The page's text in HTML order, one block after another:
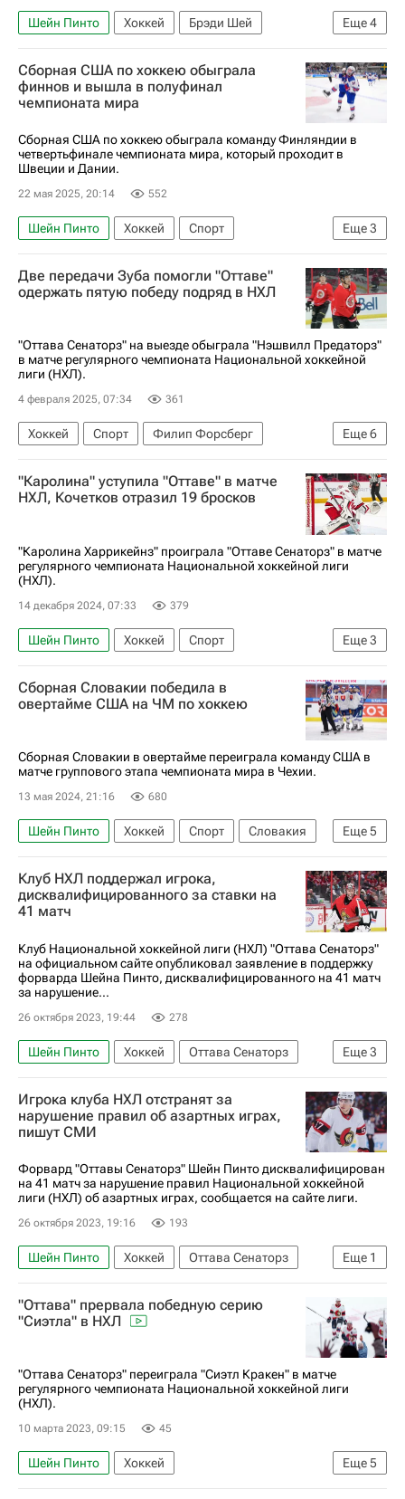
Еще4
Шейн Пинто Хоккей
Брэди Шей
Вильям Нюландер
Международная федерация хоккея (IIHF)
Международный олимпийский комитет (МОК)
Чемпионат мира по хоккею
Сборная США по хоккею обыграла
финнов и вышла в полуфинал
чемпионата мира
Сборная США по хоккею обыграла команду Финляндии в
четвертьфинале чемпионата мира, который проходит в
Швеции и Дании.
22 мая 2025, 20:14 552
Еще3
Шейн Пинто Хоккей
Спорт
Клейтон Келлер
Международная федерация хоккея (IIHF)
Две передачи Зуба помогли "Оттаве"
одержать пятую победу подряд в НХЛ
"Оттава Сенаторз" на выезде обыграла "Нэшвилл Предаторз"
в матче регулярного чемпионата Национальной хоккейной
лиги (НХЛ).
4 февраля 2025, 07:34 361
Еще6
Хоккей Спорт
Филип Форсберг
Адам Годетт
Джонатан Маршессо
Оттава Сенаторз
Нэшвилл Предаторз
Артем Зуб
"Каролина" уступила "Оттаве" в матче
НХЛ, Кочетков отразил 19 бросков
"Каролина Харрикейнз" проиграла "Оттаве Сенаторз" в матче
регулярного чемпионата Национальной хоккейной лиги
(НХЛ).
14 декабря 2024, 07:33 379
Еще3
Шейн Пинто Хоккей
Спорт
Каролина Харрикейнз
Оттава Сенаторз
Национальная хоккейная лига (НХЛ)
Сборная Словакии победила в
овертайме США на ЧМ по хоккею
Сборная Словакии в овертайме переиграла команду США в
матче группового этапа чемпионата мира в Чехии.
13 мая 2024, 21:16 680
Еще5
Шейн Пинто Хоккей Спорт
Словакия
США
Чехия
Мэттью Болди
Либор Гудачек
Международная федерация хоккея (IIHF)
Клуб НХЛ поддержал игрока,
дисквалифицированного за ставки на
41 матч
Клуб Национальной хоккейной лиги (НХЛ) "Оттава Сенаторз"
на официальном сайте опубликовал заявление в поддержку
форварда Шейна Пинто, дисквалифицированного на 41 матч
за нарушение...
26 октября 2023, 19:44 278
Еще3
Шейн Пинто Хоккей
Оттава Сенаторз
Национальная хоккейная лига (НХЛ)
Ставки
Вокруг спорта
Игрока клуба НХЛ отстранят за
нарушение правил об азартных играх,
пишут СМИ
Форвард "Оттавы Сенаторз" Шейн Пинто дисквалифицирован
на 41 матч за нарушение правил Национальной хоккейной
лиги (НХЛ) об азартных играх, сообщается на сайте лиги.
26 октября 2023, 19:16 193
Еще 1
Шейн Пинто Хоккей
Оттава Сенаторз
Вокруг спорта
"Оттава" прервала победную серию
"Сиэтла" в НХЛ
"Оттава Сенаторз" переиграла "Сиэтл Кракен" в матче
регулярного чемпионата Национальной хоккейной лиги
(НХЛ).
10 марта 2023, 09:15 45
Еще5
Шейн Пинто
Хоккей
Национальная хоккейная лига (НХЛ)